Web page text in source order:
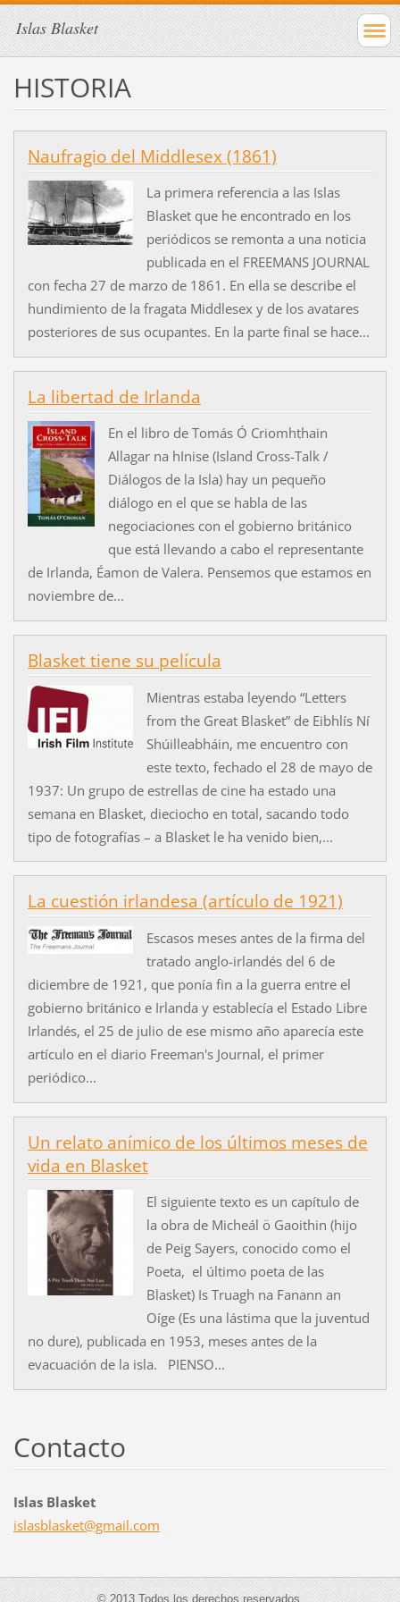
Islas Blasket
HISTORIA
Naufragio del Middlesex (1861)
La primera referencia a las Islas
Blasket que he encontrado en los
periódicos se remonta a una noticia
publicada en el FREEMANS JOURNAL
con fecha 27 de marzo de 1861. En ella se describe el
hundimiento de la fragata Middlesex y de los avatares
posteriores de sus ocupantes. En la parte final se hace...
La libertad de Irlanda
En el libro de Tomás Ó Criomhthain
Allagar na hInise (Island Cross-Talk /
Diálogos de la Isla) hay un pequeño
diálogo en el que se habla de las
negociaciones con el gobierno británico
que está llevando a cabo el representante
de Irlanda, Éamon de Valera. Pensemos que estamos en
noviembre de...
Blasket tiene su película
Mientras estaba leyendo “Letters
from the Great Blasket” de Eibhlís Ní
Shúilleabháin, me encuentro con
este texto, fechado el 28 de mayo de
1937: Un grupo de estrellas de cine ha estado una
semana en Blasket, dieciocho en total, sacando todo
tipo de fotografías – a Blasket le ha venido bien,...
La cuestión irlandesa (artículo de 1921)
Escasos meses antes de la firma del
tratado anglo-irlandés del 6 de
diciembre de 1921, que ponía fin a la guerra entre el
gobierno británico e Irlanda y establecía el Estado Libre
Irlandés, el 25 de julio de ese mismo año aparecía este
artículo en el diario Freeman's Journal, el primer
periódico...
Un relato anímico de los últimos meses de
vida en Blasket
El siguiente texto es un capítulo de
la obra de Micheál ö Gaoithin (hijo
de Peig Sayers, conocido como el
Poeta, el último poeta de las
Blasket) Is Truagh na Fanann an
Oíge (Es una lástima que la juventud
no dure), publicada en 1953, meses antes de la
evacuación de la isla. PIENSO...
Contacto
Islas Blasket
islasblasket@gmail.com
© 2013 Todos los derechos reservados.